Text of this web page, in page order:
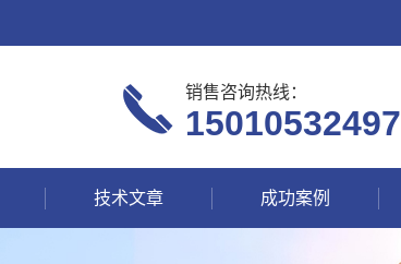
销售咨询热线：
15010532497
技术文章 成功案例